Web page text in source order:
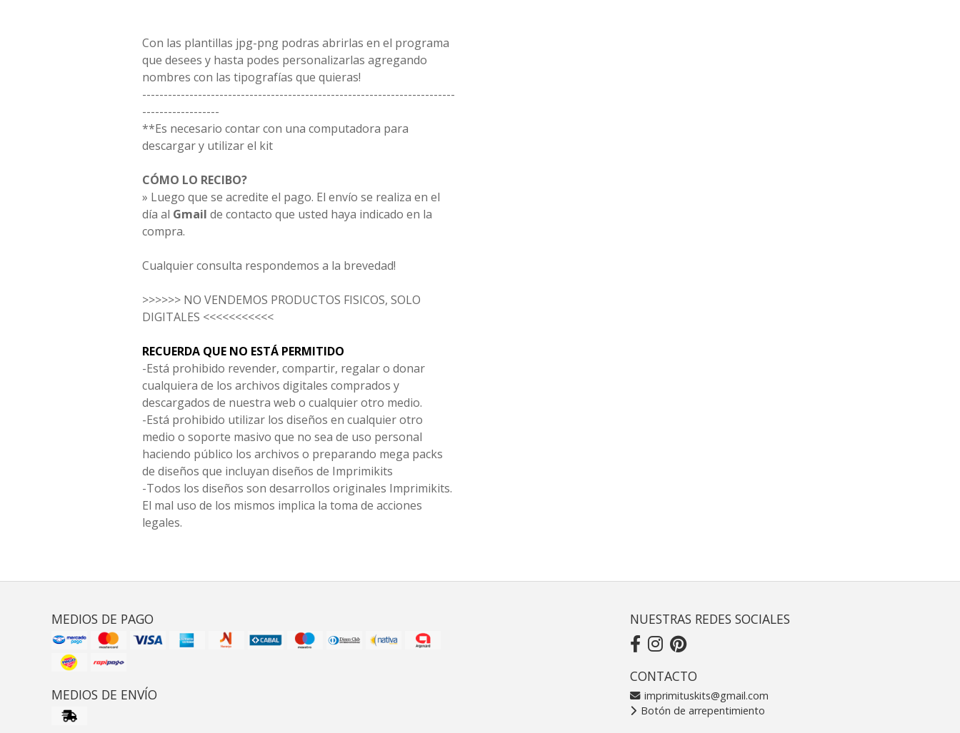
Con las plantillas jpg-png podras abrirlas en el programa
que desees y hasta podes personalizarlas agregando
nombres con las tipografías que quieras!
-------------------------------------------------------------------------
------------------
**Es necesario contar con una computadora para
descargar y utilizar el kit
CÓMO LO RECIBO?
» Luego que se acredite el pago. El envío se realiza en el
día al Gmail de contacto que usted haya indicado en la
compra.
Cualquier consulta respondemos a la brevedad!
>>>>>> NO VENDEMOS PRODUCTOS FISICOS, SOLO
DIGITALES <<<<<<<<<<<
RECUERDA QUE NO ESTÁ PERMITIDO
-Está prohibido revender, compartir, regalar o donar
cualquiera de los archivos digitales comprados y
descargados de nuestra web o cualquier otro medio.
-Está prohibido utilizar los diseños en cualquier otro
medio o soporte masivo que no sea de uso personal
haciendo público los archivos o preparando mega packs
de diseños que incluyan diseños de Imprimikits
-Todos los diseños son desarrollos originales Imprimikits.
El mal uso de los mismos implica la toma de acciones
legales.
MEDIOS DE PAGO
MEDIOS DE ENVÍO
NUESTRAS REDES SOCIALES
CONTACTO
imprimituskits@gmail.com
Botón de arrepentimiento